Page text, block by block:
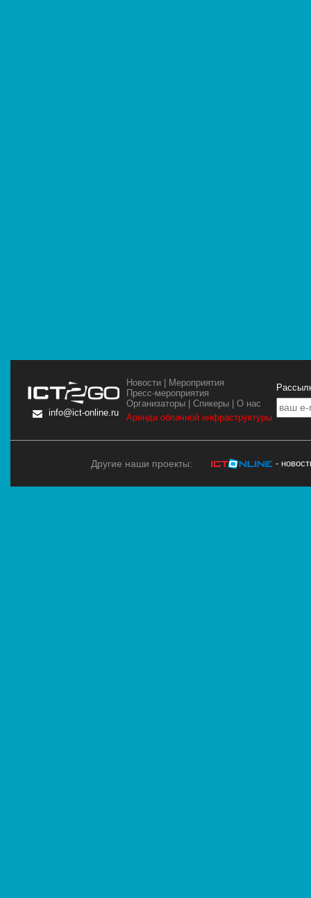
info@ict-online.ru
Новости | Мероприятия
Пресс-мероприятия
Организаторы |Спикеры |О нас
Аренда облачной инфраструктуры
Другие наши проекты: -